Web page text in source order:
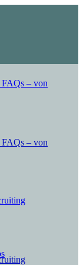
– von
– von